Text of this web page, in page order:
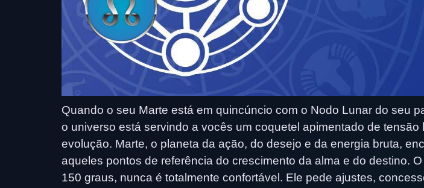
Quando o seu Marte está em quincúncio com o Nodo Lunar do seu
o universo está servindo a vocês um coquetel apimentado de tensão
evolução. Marte, o planeta da ação, do desejo e da energia bruta,
aqueles pontos de referência do crescimento da alma e do destino.
150 graus, nunca é totalmente confortável. Ele pede ajustes,